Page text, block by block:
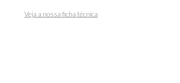
Veja a nossa ficha técnica